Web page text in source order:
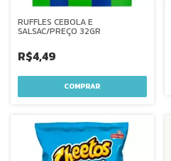
RUFFLES CEBOLA E
SALSAC/PREÇO 32GR
R$4,49